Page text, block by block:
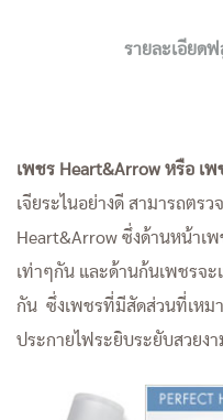
รายละเอียดฟ
เพชร Heart&Arrow หรือ เ
เจียระไนอย่างดี สามารถตร
Heart&Arrow ซึ่งด้านหน้าเ
เท่าๆกัน และด้านก้นเพชรจะ
กัน ซึ่งเพชรที่มีสัดส่วนที่เหม
ประกายไฟระยิบระยับสวยง